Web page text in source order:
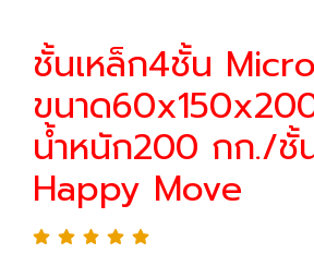
ชั้นเหล็ก4ชั้น
ขนาด
น้ำหนัก200 กก./ชั้
Happy Move